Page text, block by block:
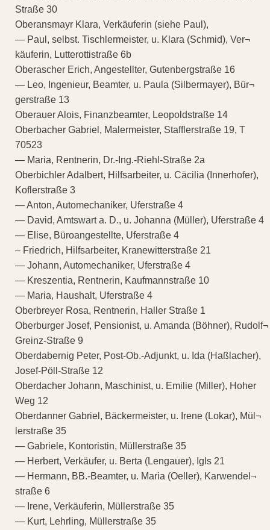
Straße 30
Oberansmayr Klara, Verkäuferin (siehe Paul),
— Paul, selbst. Tischlermeister, u. Klara (Schmid), Ver¬
käuferin, Lutterottistraße 6b
Oberascher Erich, Angestellter, Gutenbergstraße 16
— Leo, Ingenieur, Beamter, u. Paula (Silbermayer), Bür¬
gerstraße 13
Oberauer Alois, Finanzbeamter, Leopoldstraße 14
Oberbacher Gabriel, Malermeister, Stafflerstraße 19, T
70523
— Maria, Rentnerin, Dr.-Ing.-Riehl-Straße 2a
Oberbichler Adalbert, Hilfsarbeiter, u. Cäcilia (Innerhofer),
Koflerstraße 3
— Anton, Automechaniker, Uferstraße 4
— David, Amtswart a. D., u. Johanna (Müller), Uferstraße 4
— Elise, Büroangestellte, Uferstraße 4
– Friedrich, Hilfsarbeiter, Kranewitterstraße 21
— Johann, Automechaniker, Uferstraße 4
— Kreszentia, Rentnerin, Kaufmannstraße 10
— Maria, Haushalt, Uferstraße 4
Oberbreyer Rosa, Rentnerin, Haller Straße 1
Oberburger Josef, Pensionist, u. Amanda (Böhner), Rudolf¬
Greinz-Straße 9
Oberdabernig Peter, Post-Ob.-Adjunkt, u. Ida (Haßlacher),
Josef-Pöll-Straße 12
Oberdacher Johann, Maschinist, u. Emilie (Miller), Hoher
Weg 12
Oberdanner Gabriel, Bäckermeister, u. Irene (Lokar), Mül¬
lerstraße 35
— Gabriele, Kontoristin, Müllerstraße 35
— Herbert, Verkäufer, u. Berta (Lengauer), Igls 21
— Hermann, BB.-Beamter, u. Maria (Oeller), Karwendel¬
straße 6
— Irene, Verkäuferin, Müllerstraße 35
— Kurt, Lehrling, Müllerstraße 35